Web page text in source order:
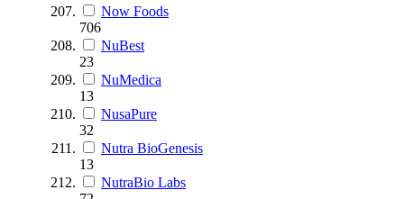
Now Foods
706
NuBest
23
NuMedica
13
NusaPure
32
Nutra BioGenesis
13
NutraBio Labs